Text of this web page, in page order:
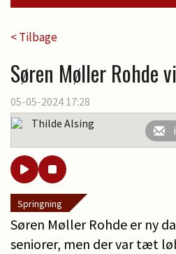
< Tilbage
Søren Møller Rohde
05-05-2024 17:28
Thilde Alsing
Springning
Søren Møller Rohde er ny
seniorer, men der var tæt